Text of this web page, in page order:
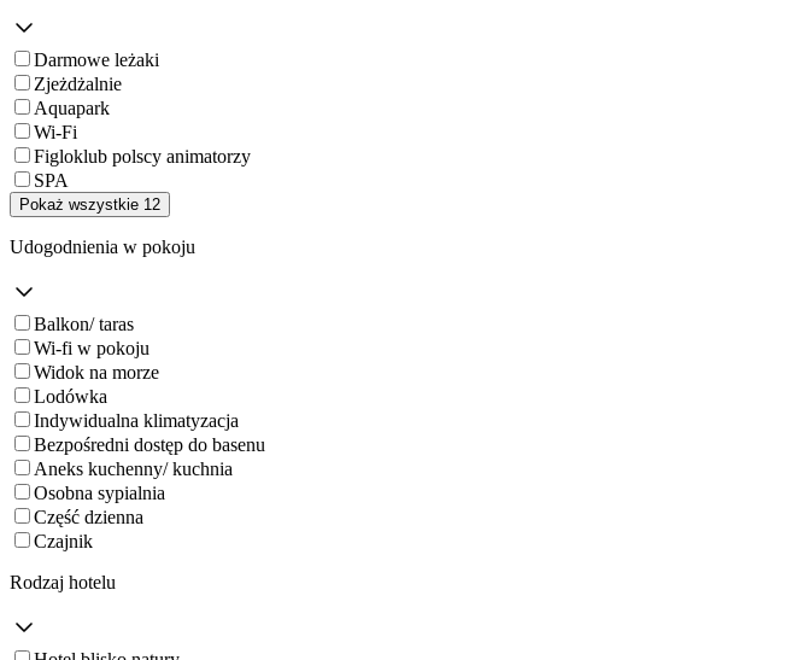
Darmowe leżaki
Zjeżdżalnie
Aquapark
Wi-Fi
Figloklub polscy animatorzy
SPA
Pokaż wszystkie 12
Udogodnienia w pokoju
Balkon/ taras
Wi-fi w pokoju
Widok na morze
Lodówka
Indywidualna klimatyzacja
Bezpośredni dostęp do basenu
Aneks kuchenny/ kuchnia
Osobna sypialnia
Część dzienna
Czajnik
Rodzaj hotelu